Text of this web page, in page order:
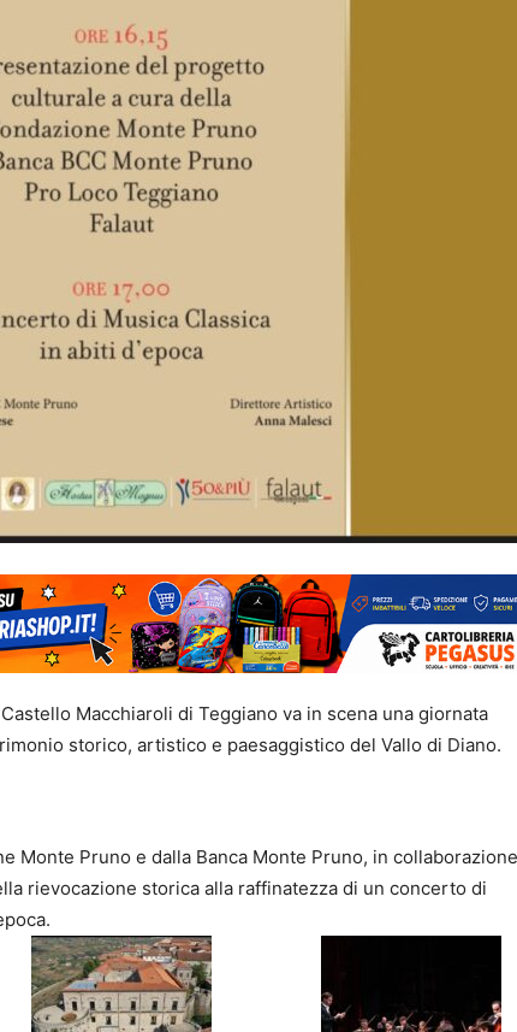
Macchiaroli di Teggiano va in scena una giornata
storico, artistico e paesaggistico del Vallo di Diano.
Monte Pruno e dalla Banca Monte Pruno, in collaborazione
rievocazione storica alla raffinatezza di un concerto di